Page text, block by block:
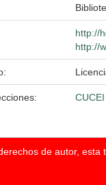
http://
http://
CUCEI
de autor,